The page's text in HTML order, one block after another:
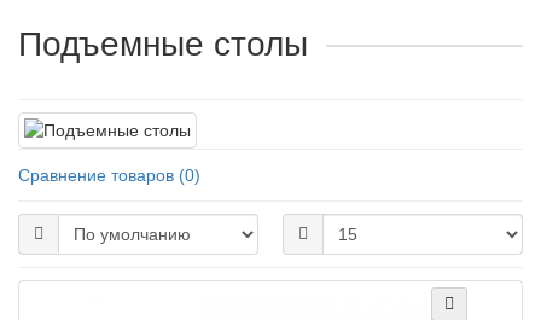
Подъемные столы
Сравнение товаров (0)